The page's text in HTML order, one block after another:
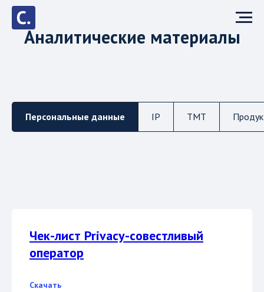
Аналитические материалы
Персональные данные IP TMT
Чек-лист Privacy-совестливый
оператор
Скачать